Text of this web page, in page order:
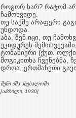
როგორ ხარ? რატომ
ჩამოხვიდე.
თუ საქმე არაფერი
უნდოდა.
აბა, შენ იცი, თუ
უკიდურეს
ტობანიერი (ქუთ.
მოგიკითხა ჩვენებმა,
დროა, ერთმანეთი
შენი ძმა აბესალომი
[აპრილი, 1930]